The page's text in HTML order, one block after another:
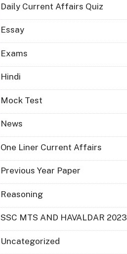
Daily Current Affairs Quiz
Essay
Exams
Hindi
Mock Test
News
One Liner Current Affairs
Previous Year Paper
Reasoning
SSC MTS AND HAVALDAR 2023
Uncategorized